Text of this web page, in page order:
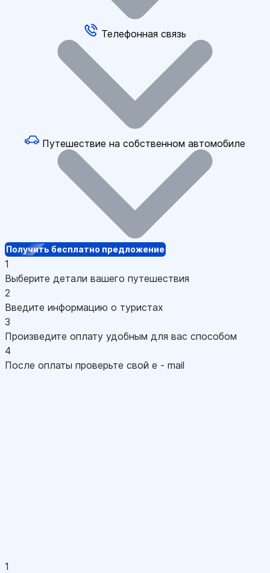
Телефонная связь
Путешествие на собственном автомобиле
Получить бесплатно предложение
1
Выберите детали вашего путешествия
2
Введите информацию о туристах
3
Произведите оплату удобным для вас способом
4
После оплаты проверьте свой e - mail
1